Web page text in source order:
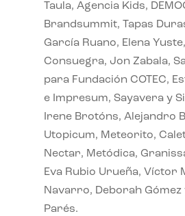
Taula, Agencia Kids,
Brandsummit, Tapas
García Ruano, Elena
Consuegra, Jon Zabala,
para Fundación COTEC,
e Impresum, Sayavera y
Irene Brotóns, Alejandro
Utopicum, Meteorito,
Nectar, Metódica,
Eva Rubio Urueña, Víctor
Navarro, Deborah
Parés.